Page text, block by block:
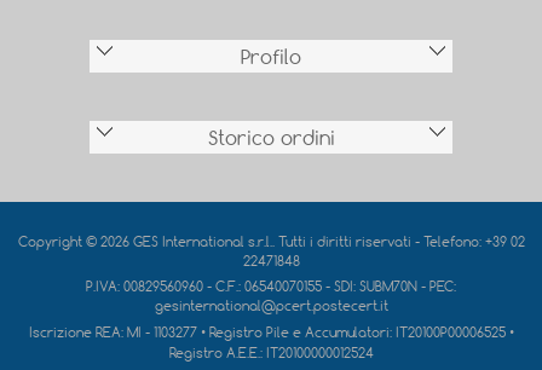
Profilo
Storico ordini
Copyright © 2026 GES International s.r.l.. Tutti i diritti riservati - Telefono: +39 02
22471848
P.IVA: 00829560960 - C.F.: 06540070155 - SDI: SUBM70N - PEC:
gesinternational@pcert.postecert.it
Iscrizione REA: MI - 1103277• Registro Pile e Accumulatori: IT20100P00006525•
Registro A.E.E.: IT20100000012524